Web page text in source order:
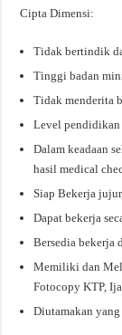
Cipta Dimensi:
Tidak bertindik
Tinggi badan
Tidak menderita
Level
Dalam keadaan
hasil medical
Siap Bekerja
Dapat bekerja
Bersedia bekerja
Memiliki dan
Fotocopy KTP,
Diutamakan